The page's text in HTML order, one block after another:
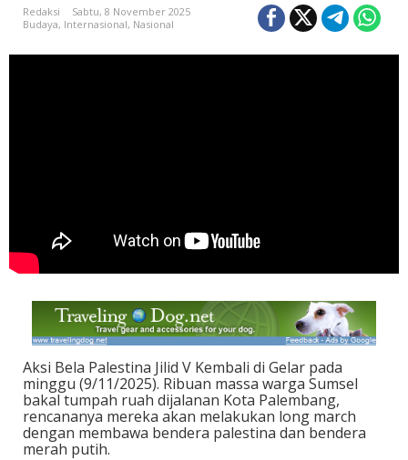
Redaksi
Sabtu, 8 November 2025
Budaya, Internasional, Nasional
Aksi Bela Palestina Jilid V Kembali di Gelar pada
minggu (9/11/2025). Ribuan massa warga Sumsel
bakal tumpah ruah dijalanan Kota Palembang,
rencananya mereka akan melakukan long march
dengan membawa bendera palestina dan bendera
merah putih.